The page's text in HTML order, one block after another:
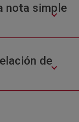
nota simple
de